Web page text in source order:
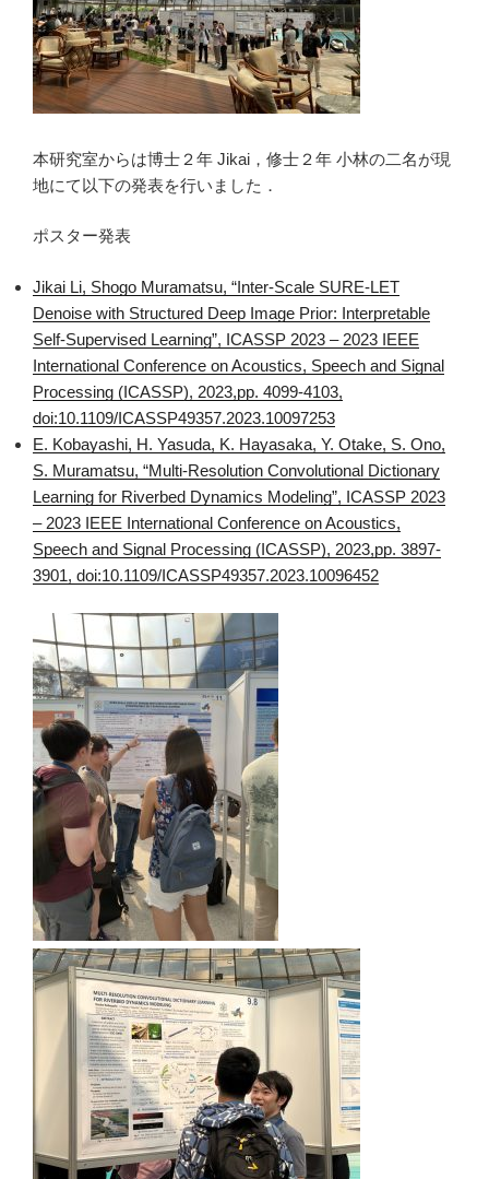
本研究室からは博士２年 Jikai，修士２年 小林の二名が現
地にて以下の発表を行いました．
ポスター発表
Jikai Li, Shogo Muramatsu, “Inter-Scale SURE-LET
Denoise with Structured Deep Image Prior: Interpretable
Self-Supervised Learning”, ICASSP 2023 – 2023 IEEE
International Conference on Acoustics, Speech and Signal
Processing (ICASSP), 2023,pp. 4099-4103,
doi:10.1109/ICASSP49357.2023.10097253
E. Kobayashi, H. Yasuda, K. Hayasaka, Y. Otake, S. Ono,
S. Muramatsu, “Multi-Resolution Convolutional Dictionary
Learning for Riverbed Dynamics Modeling”, ICASSP 2023
– 2023 IEEE International Conference on Acoustics,
Speech and Signal Processing (ICASSP), 2023,pp. 3897-
3901, doi:10.1109/ICASSP49357.2023.10096452